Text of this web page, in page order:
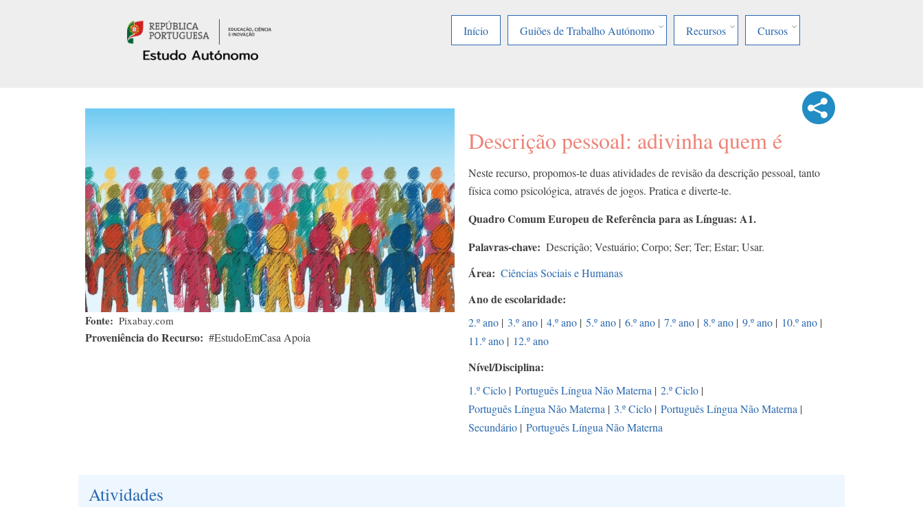
Início
Guiões de Trabalho Autónomo Recursos Cursos
Fonte Pixabay.com
Proveniência do Recurso #EstudoEmCasa Apoia
Descrição pessoal: adivinha quem é
Neste recurso, propomos-te duas atividades de revisão da descrição pessoal, tanto
física como psicológica, através de jogos. Pratica e diverte-te.
Quadro Comum Europeu de Referência para as Línguas: A1.
Palavras-chave
Descrição; Vestuário; Corpo; Ser; Ter; Estar; Usar.
Área Ciências Sociais e Humanas
Ano de escolaridade
2.º ano | 3.º ano | 4.º ano | 5.º ano | 6.º ano | 7.º ano | 8.º ano | 9.º ano | 10.º ano |
11.º ano | 12.º ano
Nível/Disciplina
1.º Ciclo | Português Língua Não Materna | 2.º Ciclo |
Português Língua Não Materna | 3.º Ciclo | Português Língua Não Materna |
Secundário | Português Língua Não Materna
Atividades